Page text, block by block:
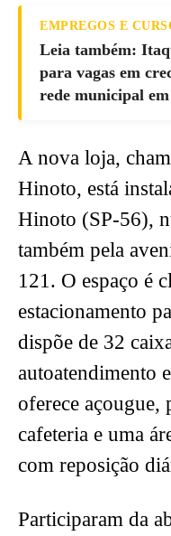
EMPREGOS E
Leia também:
para vagas em
rede municipal
A nova loja,
Hinoto, está
Hinoto (SP-56),
também pela
121. O espaço é
estacionamento
dispõe de 32
autoatendimento
oferece açougue,
cafeteria e uma
com reposição
Participaram da